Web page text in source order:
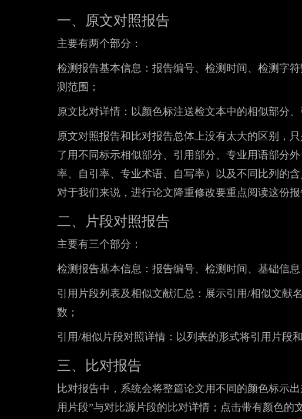
一、原文对照报告
主要有两个部分：
检测报告基本信息：报告编号、检测时间、检测字
测范围；
原文比对详情：以颜色标注送检文本中的相似部分、
原文对照报告和比对报告总体上没有太大的区别，
了用不同标示相似部分、引用部分、专业用语部分
率、自引率、专业术语、自写率）以及不同比列的
对于我们来说，进行论文降重修改要重点阅读这份报
二、片段对照报告
主要有三个部分：
检测报告基本信息：报告编号、检测时间、基础信
引用片段列表及相似文献汇总：展示引用/相似文献
数；
引用/相似片段对照详情：以列表的形式将引用片段
三、比对报告
比对报告中，系统会将整篇论文用不同的颜色标示
用片段”与对比源片段的比对详情；点击带有颜色的